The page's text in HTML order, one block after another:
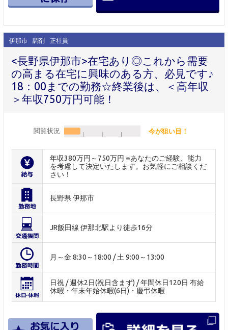
伊那市 調剤 正社員
<長野県伊那市>在宅あり◎これから需要
の高まる在宅に興味のある方、必見です♪
18：00までの勤務☆終業後は、＜高年収
＞年収750万円可能！
閲覧状況 今が狙い目！
年収380万円～750万円 ※あなたのご経験、能力
を考慮して決定いたします。お気軽にご相談くだ
さい！
長野県 伊那市
JR飯田線 伊那北駅より徒歩16分
月～金 8:30～18:00 / 土 9:00～13:00
日祝 / 週休2日(祝日含まず) / 年間休日120日 有給
休暇・年末年始休暇(6日)・慶弔休暇